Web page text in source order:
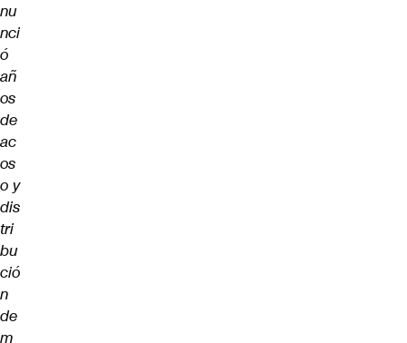
nu
nci
ó
añ
os
de
ac
os
o y
dis
tri
bu
ció
n
de
m